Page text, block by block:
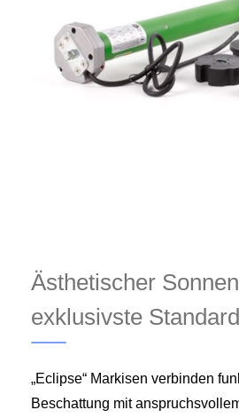
Ästhetischer
exklusivste
„Eclipse“ Markisen verbinden
Beschattung mit